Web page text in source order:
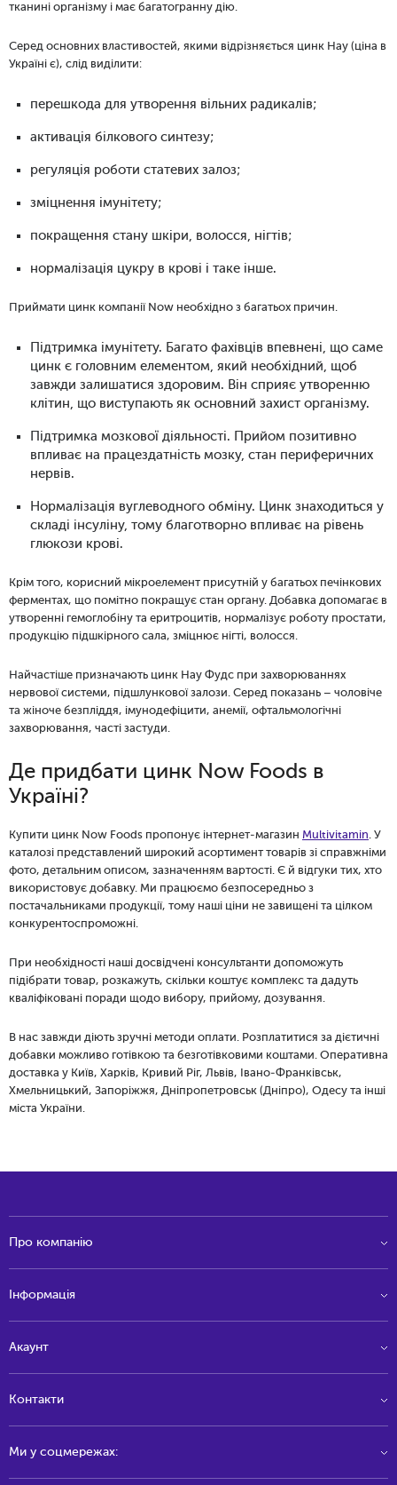
тканині організму і має багатогранну дію.
Серед основних властивостей, якими відрізняється цинк Нау (ціна в
Україні є), слід виділити:
перешкода для утворення вільних радикалів;
активація білкового синтезу;
регуляція роботи статевих залоз;
зміцнення імунітету;
покращення стану шкіри, волосся, нігтів;
нормалізація цукру в крові і таке інше.
Приймати цинк компанії Now необхідно з багатьох причин.
Підтримка імунітету. Багато фахівців впевнені, що саме
цинк є головним елементом, який необхідний, щоб
завжди залишатися здоровим. Він сприяє утворенню
клітин, що виступають як основний захист організму.
Підтримка мозкової діяльності. Прийом позитивно
впливає на працездатність мозку, стан периферичних
нервів.
Нормалізація вуглеводного обміну. Цинк знаходиться у
складі інсуліну, тому благотворно впливає на рівень
глюкози крові.
Крім того, корисний мікроелемент присутній у багатьох печінкових
ферментах, що помітно покращує стан органу. Добавка допомагає в
утворенні гемоглобіну та еритроцитів, нормалізує роботу простати,
продукцію підшкірного сала, зміцнює нігті, волосся.
Найчастіше призначають цинк Нау Фудс при захворюваннях
нервової системи, підшлункової залози. Серед показань – чоловіче
та жіноче безпліддя, імунодефіцити, анемії, офтальмологічні
захворювання, часті застуди.
Де придбати цинк Now Foods в
Україні?
Купити цинк Now Foods пропонує інтернет-магазин Multivitamin. У
каталозі представлений широкий асортимент товарів зі справжніми
фото, детальним описом, зазначенням вартості. Є й відгуки тих, хто
використовує добавку. Ми працюємо безпосередньо з
постачальниками продукції, тому наші ціни не завищені та цілком
конкурентоспроможні.
При необхідності наші досвідчені консультанти допоможуть
підібрати товар, розкажуть, скільки коштує комплекс та дадуть
кваліфіковані поради щодо вибору, прийому, дозування.
В нас завжди діють зручні методи оплати. Розплатитися за дієтичні
добавки можливо готівкою та безготівковими коштами. Оперативна
доставка у Київ, Харків, Кривий Ріг, Львів, Івано-Франківськ,
Хмельницький, Запоріжжя, Дніпропетровськ (Дніпро), Одесу та інші
міста України.
Про компанію
Інформація
Акаунт
Контакти
Ми у соцмережах: